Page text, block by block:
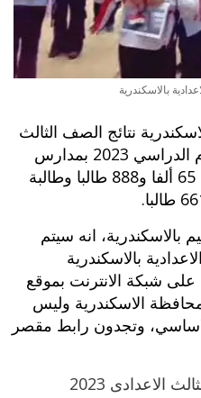
بالاسكندرية
نتائج الصف الثالث
الاعدادى لامتحانات نصف العام الدراسي 2023 بمدارس
المحافظة حيث تقدم للامتحان 65 ألفا و888 طالبا وطالبة
بالاسكندرية، انه سيتم
بالاسكندرية
على شبكة الانترنت بموقع
لمحافظة الاسكندرية وليس
وتجدون رابط مقصر
الاعدادى 2023